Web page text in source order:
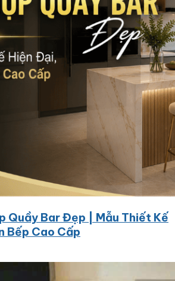
Quầy Bar Đẹp | Mẫu Thiết Kế
Bếp Cao Cấp